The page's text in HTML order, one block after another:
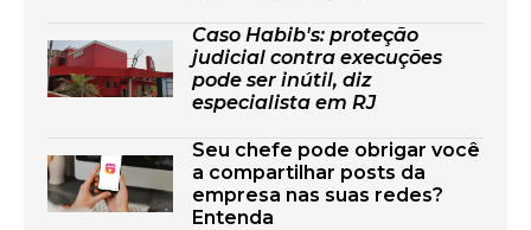
Caso Habib's: proteção
judicial contra execuções
pode ser inútil, diz
especialista em RJ
Seu chefe pode obrigar você
a compartilhar posts da
empresa nas suas redes?
Entenda